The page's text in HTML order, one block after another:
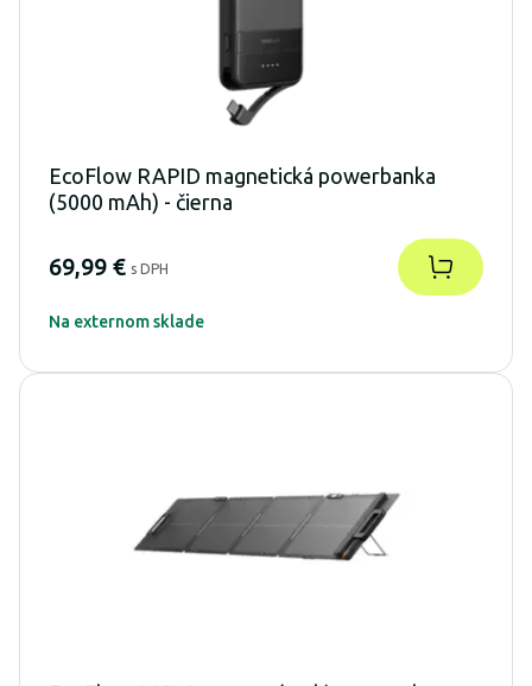
EcoFlow RAPID magnetická powerbanka
(5000 mAh) - čierna
69,99 € s DPH
Na externom sklade